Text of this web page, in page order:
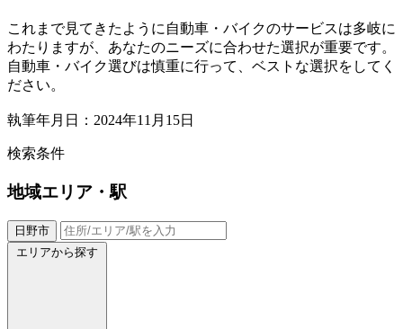
これまで見てきたように自動車・バイクのサービスは多岐に
わたりますが、あなたのニーズに合わせた選択が重要です。
自動車・バイク選びは慎重に行って、ベストな選択をしてく
ださい。
執筆年月日：2024年11月15日
検索条件
地域エリア・駅
日野市
エリアから探す